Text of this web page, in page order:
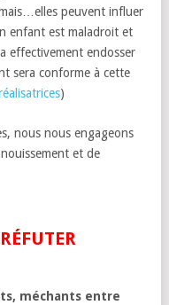
peuvent influer
enfant est maladroit et
effectivement endosser
sera conforme à cette
)
nous nous engageons
et de
méchants entre